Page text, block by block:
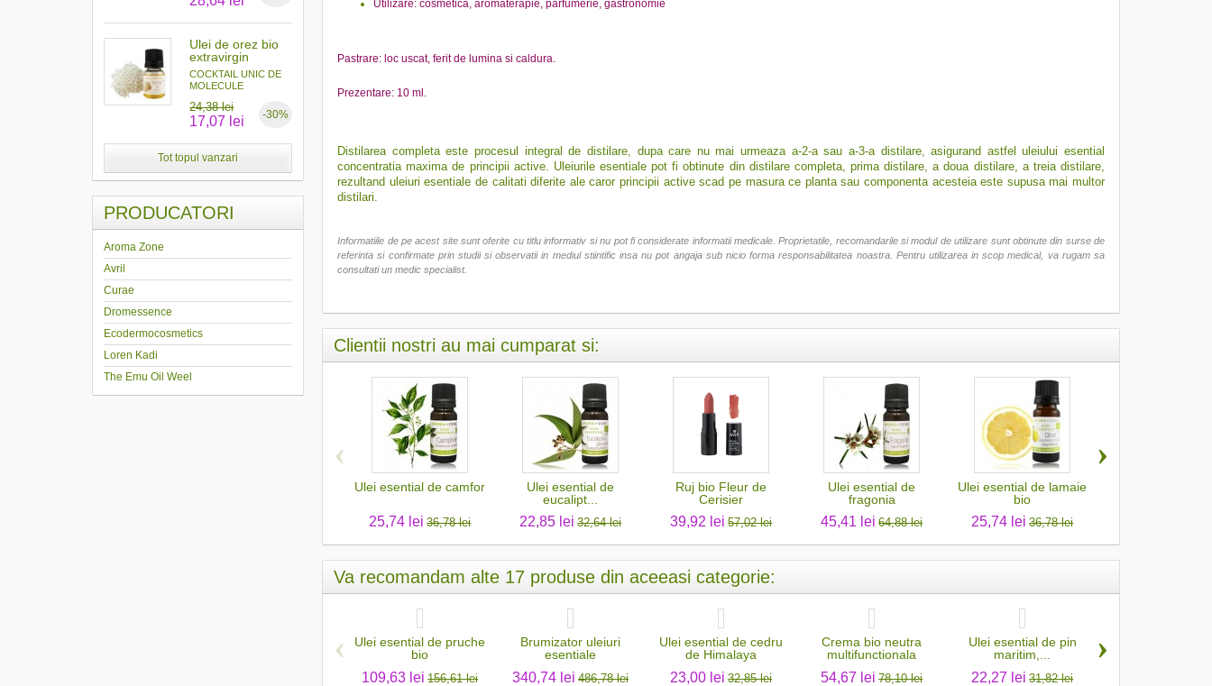
Ulei de orez bio
extravirgin
COCKTAIL UNIC DE
MOLECULE
24,38 lei
-30%
17,07 lei
Tot topul vanzari
PRODUCATORI
Aroma Zone
Avril
Curae
Dromessence
Ecodermocosmetics
Loren Kadi
The Emu Oil Weel
Utilizare: cosmetica, aromaterapie, parfumerie, gastronomie
Pastrare: loc uscat, ferit de lumina si caldura.
Prezentare: 10 ml.
Distilarea completa este procesul integral de distilare, dupa care nu mai urmeaza a-2-a sau a-3-a distilare, asigurand astfel uleiului esential
concentratia maxima de principii active. Uleiurile esentiale pot fi obtinute din distilare completa, prima distilare, a doua distilare, a treia distilare,
rezultand uleiuri esentiale de calitati diferite ale caror principii active scad pe masura ce planta sau componenta acesteia este supusa mai multor
distilari.
Informatiile de pe acest site sunt oferite cu titlu informativ si nu pot fi considerate informatii medicale. Proprietatile, recomandarile si modul de utilizare sunt obtinute din surse de
referinta si confirmate prin studii si observatii in mediul stiintific insa nu pot angaja sub nicio forma responsabilitatea noastra. Pentru utilizarea in scop medical, va rugam sa
consultati un medic specialist.
Clientii nostri au mai cumparat si:
Ulei esential de camfor
25,74 lei 36,78 lei
Ulei esential de
eucalipt...
22,85 lei 32,64 lei
Ruj bio Fleur de
Cerisier
39,92 lei 57,02 lei
Ulei esential de
fragonia
45,41 lei 64,88 lei
Ulei esential de lamaie
bio
25,74 lei 36,78 lei
‹ ›
Va recomandam alte 17 produse din aceeasi categorie:
Ulei esential de pruche
bio
109,63 lei 156,61 lei
Brumizator uleiuri
esentiale
340,74 lei 486,78 lei
Ulei esential de cedru
de Himalaya
23,00 lei 32,85 lei
Crema bio neutra
multifunctionala
54,67 lei 78,10 lei
Ulei esential de pin
maritim,...
22,27 lei 31,82 lei
‹ ›